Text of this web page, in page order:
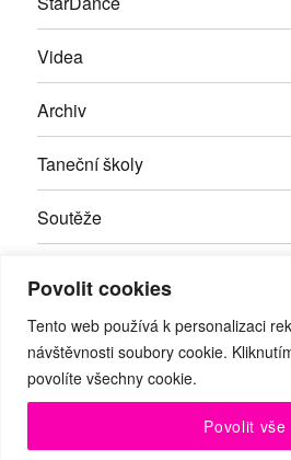
Povolit cookies
Tento web používá k personalizaci
návštěvnosti soubory cookie.
povolíte všechny cookie.
Povolit vše
Videa
Archiv
Taneční školy
Soutěže
Kontakty
Facebook
RSS Youtube